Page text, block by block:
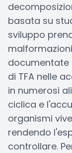
basata su
sviluppo
documentate
di TFA nelle
in numerosi
ciclica e
organismi
rendendo
controllare.